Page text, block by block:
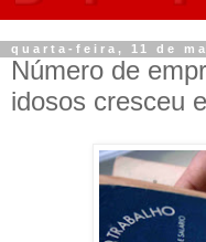
quarta-feira, 11 de
Número de
idosos cresceu